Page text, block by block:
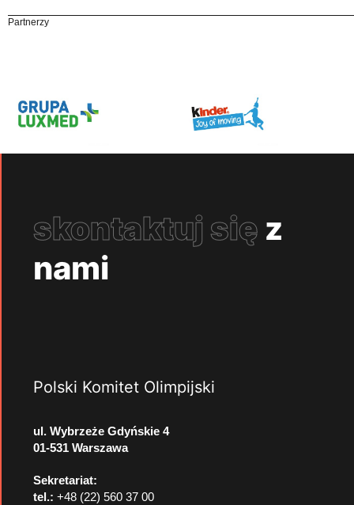
Partnerzy
skontaktuj się z
nami
Polski Komitet Olimpijski
ul. Wybrzeże Gdyńskie 4
01-531 Warszawa
Sekretariat:
tel.: +48 (22) 560 37 00